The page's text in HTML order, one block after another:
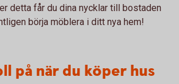
detta får du dina nycklar till bostaden
börja möblera i ditt nya hem!
på när du köper hus